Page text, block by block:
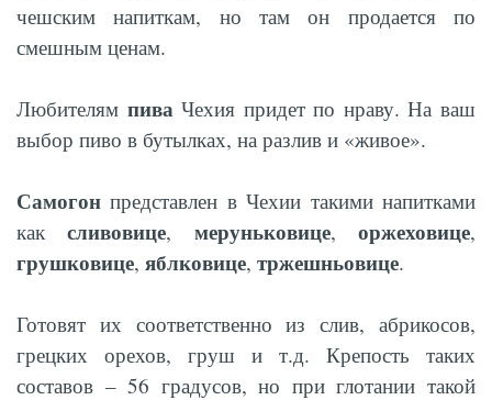
чешским напиткам, но там он продается по
смешным ценам.
Любителям пива Чехия придет по нраву. На ваш
выбор пиво в бутылках, на разлив и «живое».
Самогон представлен в Чехии такими напитками
каксливовице, меруньковице,оржеховице,
грушковице, яблковице, тржешньовице.
Готовят их соответственно из слив, абрикосов,
грецких орехов, груш и т.д. Крепость таких
составов – 56 градусов, но при глотании такой